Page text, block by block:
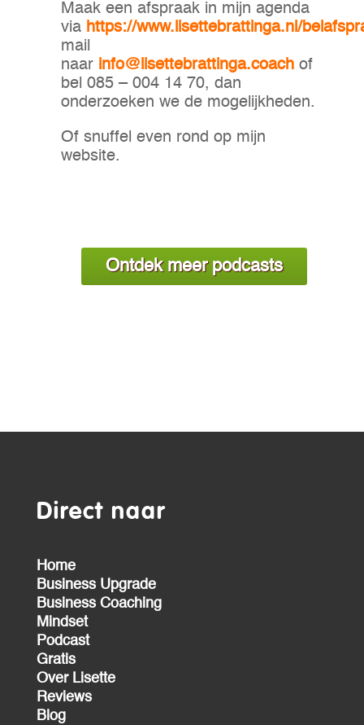
Maak een afspraak in mijn agenda
via https://www.lisettebrattinga.nl/
mail
naar info@lisettebrattinga.coachof
bel 085 – 004 14 70, dan
onderzoeken we de mogelijkheden.
Of snuffel even rond op mijn
website.
Ontdek meer podcasts
Direct naar
Home
Business Upgrade
Business Coaching
Mindset
Podcast
Gratis
Over Lisette
Reviews
Blog